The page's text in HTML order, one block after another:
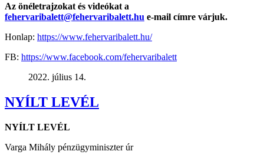
Az önéletrajzokat és videókat a
fehervaribalett@fehervaribalett.hu e-mail címre várjuk.
Honlap: https://www.fehervaribalett.hu/
FB: https://www.facebook.com/fehervaribalett
2022. július 14.
NYÍLT LEVÉL
NYÍLT LEVÉL
Varga Mihály pénzügyminiszter úr